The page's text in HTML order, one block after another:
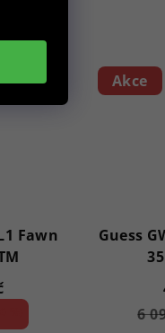
Fawn
Akce
Guess
6